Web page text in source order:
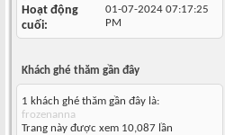
Hoạt động
cuối
01-07-2024 07:17:25
PM
Khách ghé thăm gần đây
1 khách ghé thăm gần đây là:
frozenanna
Trang này được xem 10,087 lần